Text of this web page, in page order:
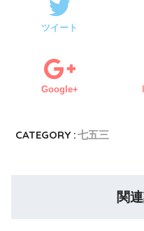
ツイート
Google+
CATEGORY :七五三
関